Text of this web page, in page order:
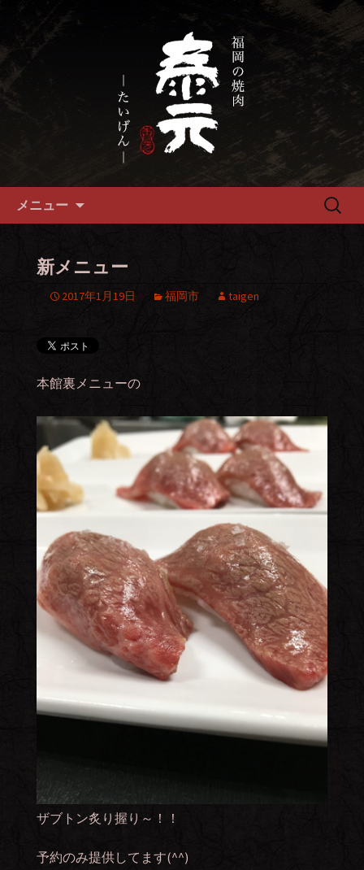
福岡市、畜産農家直送の厳選黒
毛和牛を愉しめる焼肉店
畜産農家直送の厳選肉が自慢の福岡市
の焼肉『泰元』
メニュー
検
新メニュー
2017年1月19日 福岡市 taigen
本館裏メニューの
ザブトン炙り握り～！！
予約のみ提供してます(^^)